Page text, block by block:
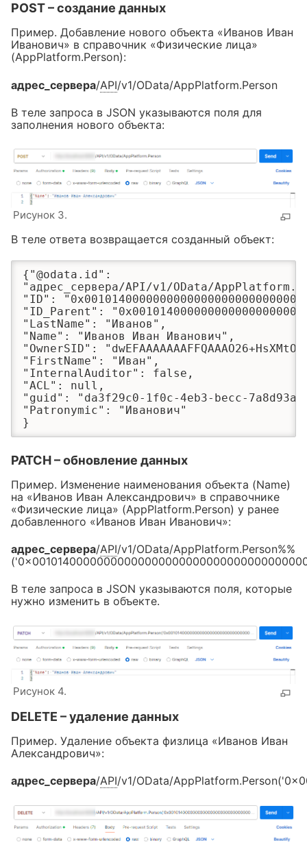
POST – создание данных
Пример. Добавление нового объекта «Иванов Иван
Иванович» в справочник «Физические лица»
(AppPlatform.Person):
адрес_сервера/API/v1/OData/AppPlatform.Person
В теле запроса в JSON указываются поля для
заполнения нового объекта:
Рисунок 3.
В теле ответа возвращается созданный объект:
{"@odata.id":
"адрес_сервера/API/v1/OData/
"ID":
"ID_Parent":
"LastName": "Иванов",
"Name": "Иванов Иван Иванович",
"OwnerSID":
"FirstName": "Иван",
"InternalAuditor": false,
"ACL": null,
"guid": "da3f29c0-1f0c-4eb3-becc-
"Patronymic": "Иванович"
}
PATCH – обновление данных
Пример. Изменение наименования объекта (Name)
на «Иванов Иван Александрович» в справочнике
«Физические лица» (AppPlatform.Person) у ранее
добавленного «Иванов Иван Иванович»:
адрес_сервера/API/v1/OData/AppPlatform.Person%%
В теле запроса в JSON указываются поля, которые
нужно изменить в объекте.
Рисунок 4.
DELETE – удаление данных
Пример. Удаление объекта физлица «Иванов Иван
Александрович»:
адрес_сервера/API/v1/OData/